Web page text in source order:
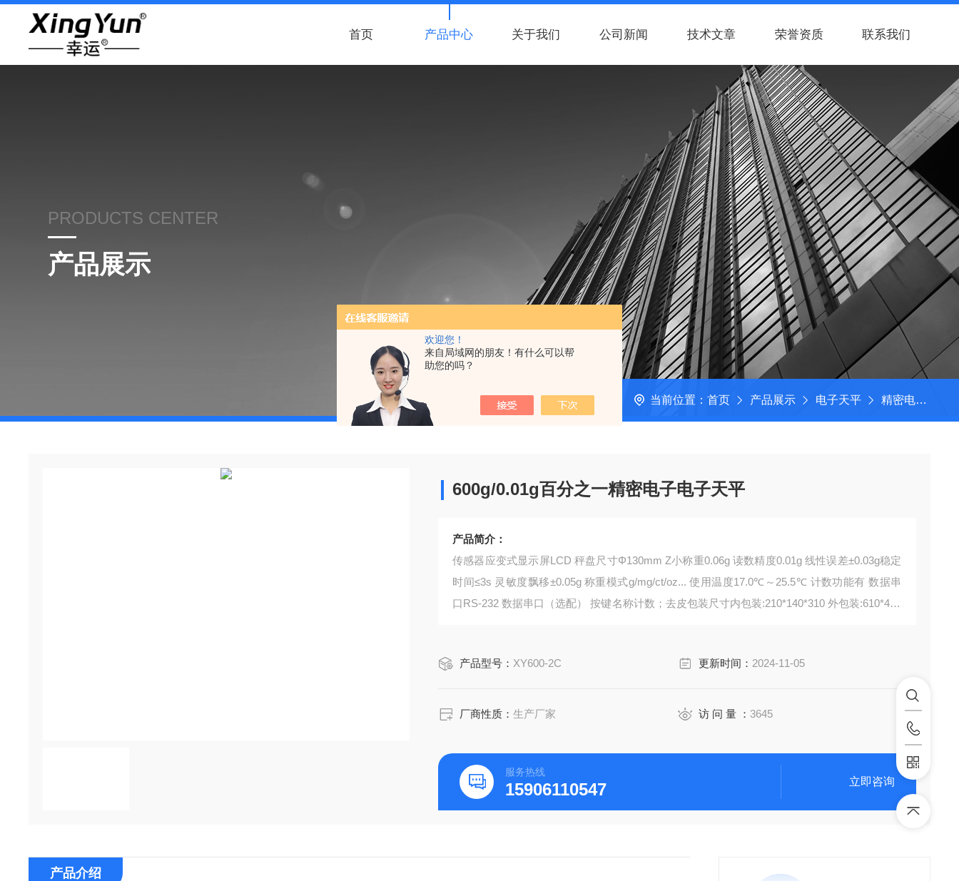
欢迎您！
来自局域网的朋友！有什么可以帮
助您的吗？
首页 产品中心 关于我们 公司新闻 技术文章 荣誉资质 联系我们
PRODUCTS CENTER
产品展示
当前位置： 首页 产品展示 电子天平 精密电子天平
600g/0.01g百分之一精密电子电子天平
产品简介：
传感器应变式显示屏LCD 秤盘尺寸Φ130mm Z小称重0.06g 读数精度0.01g 线性误差±0.03g稳定
时间≤3s 灵敏度飘移±0.05g 称重模式g/mg/ct/oz... 使用温度17.0℃～25.5℃ 计数功能有 数据串
口RS-232 数据串口（选配） 按键名称计数；去皮包装尺寸内包装:210*140*310 外包装:610*470
产品型号： XY600-2C 更新时间： 2024-11-05
厂商性质：生产厂家 访 问 量 ：3645
服务热线
15906110547 立即咨询
产品介绍